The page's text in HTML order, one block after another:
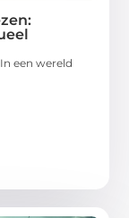
een wereld